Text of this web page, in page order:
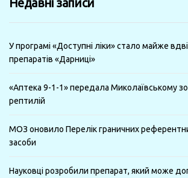
місяці
У програмі «Доступні ліки» стало майже
препаратів «Дарниці»
«Аптека 9-1-1» передала Миколаївському
рептилій
МОЗ оновило Перелік граничних
засоби
Науковці розробили препарат, який може